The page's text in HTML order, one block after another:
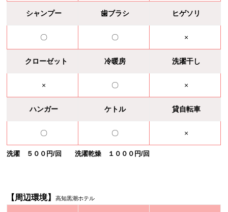
シャンプー 歯ブラシ ヒゲソリ
〇 〇 ×
クローゼット 冷暖房 洗濯干し
× 〇 ×
ハンガー ケトル 貸自転車
〇 〇 ×
洗濯 ５００円/回 洗濯乾燥 １０００円/回
【周辺環境】高知黒潮ホテル